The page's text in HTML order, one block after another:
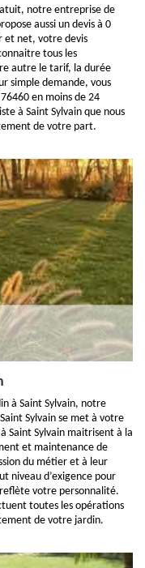
notre entreprise de
aussi un devis à 0
et net, votre devis
tous les
autre le tarif, la durée
simple demande, vous
en moins de 24
à Saint Sylvain que nous
de votre part.
à Saint Sylvain, notre
Sylvain se met à votre
Saint Sylvain maitrisent à la
et maintenance de
du métier et à leur
niveau d’exigence pour
votre personnalité.
toutes les opérations
de votre jardin.